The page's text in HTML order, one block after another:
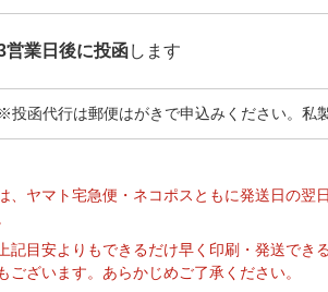
営業日後に投函します
※投函代行は郵便はがきで申込みください。私
、ヤマト宅急便・ネコポスともに発送日の
記目安よりもできるだけ早く印刷・発送で
ございます。あらかじめご了承ください。